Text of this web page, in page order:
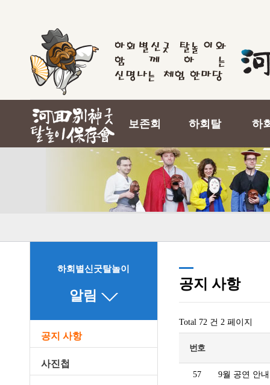
보존회 하회탈 하
하회별신굿탈놀이
알림
공지 사항
사진첩
공지 사항
Total 72 건 2 페이지
번호
57 9월 공연 안